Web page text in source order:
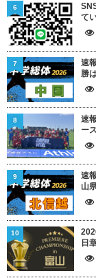
て
6
速
勝
7
速
ー
8
速
山
9
日
10